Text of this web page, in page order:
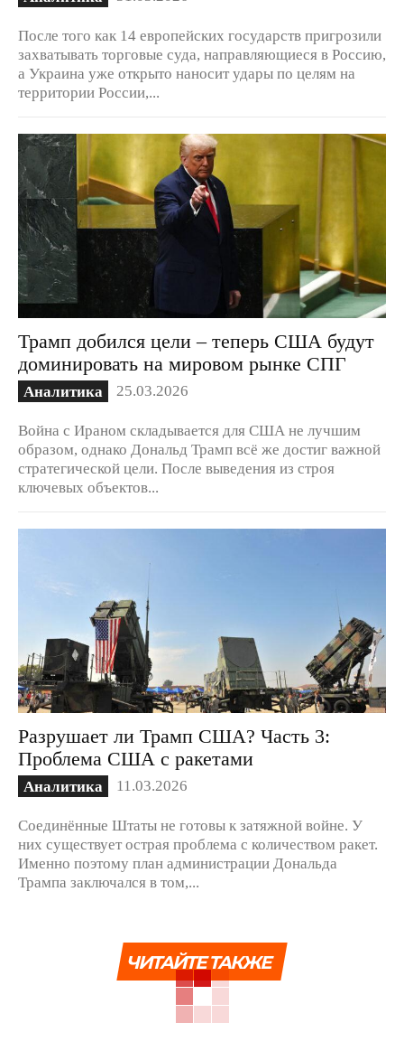
После того как 14 европейских государств пригрозили
захватывать торговые суда, направляющиеся в Россию,
а Украина уже открыто наносит удары по целям на
территории России,...
Трамп добился цели – теперь США будут
доминировать на мировом рынке СПГ
Аналитика 25.03.2026
Война с Ираном складывается для США не лучшим
образом, однако Дональд Трамп всё же достиг важной
стратегической цели. После выведения из строя
ключевых объектов...
Разрушает ли Трамп США? Часть 3:
Проблема США с ракетами
Аналитика 11.03.2026
Соединённые Штаты не готовы к затяжной войне. У
них существует острая проблема с количеством ракет.
Именно поэтому план администрации Дональда
Трампа заключался в том,...
ЧИТАЙТЕ ТАКЖЕ